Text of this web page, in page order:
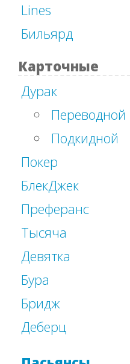
Lines
Бильярд
Карточные
Дурак
Переводной
Подкидной
Покер
БлекДжек
Преферанс
Тысяча
Девятка
Бура
Бридж
Деберц